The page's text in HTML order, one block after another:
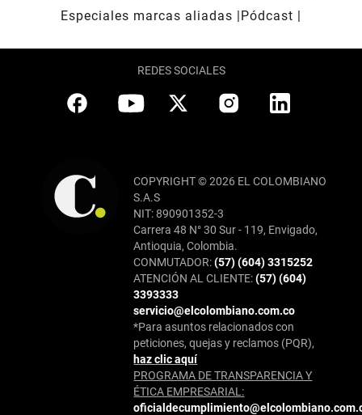
Especiales marcas aliadas
Pódcast
REDES SOCIALES
COPYRIGHT © 2026 EL COLOMBIANO
S.A.S
NIT: 890901352-3
Carrera 48 N° 30 Sur - 119, Envigado,
Antioquia, Colombia.
CONMUTADOR:(57) (604) 3315252
ATENCIÓN AL CLIENTE:(57) (604)
3393333
servicio@elcolombiano.com.co
*Para asuntos relacionados con
peticiones, quejas y reclamos (PQR),
haz clic aquí
PROGRAMA DE TRANSPARENCIA Y
ÉTICA EMPRESARIAL: